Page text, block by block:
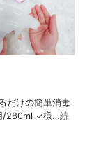
だけの簡単消毒
/280ml ✓様…続